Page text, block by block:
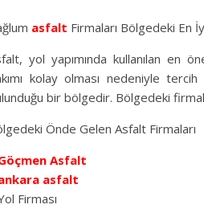
asfalt Firmaları Bölgedeki En
yol yapımında kullanılan en
kolay olması nedeniyle
bir bölgedir. Bölgedeki
Önde Gelen Asfalt Firmaları
Asfalt
asfalt
Firması